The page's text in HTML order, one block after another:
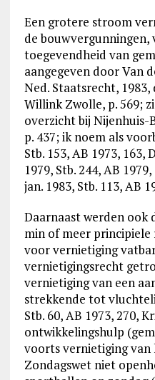
Een grotere stroom
de
toegevendheid van
aangegeven door Van
Ned. Staatsrecht,
Willink Zwolle, p. 569;
overzicht bij Nijenhuis-
p. 437; ik noem als
Stb. 153, AB 1973, 163,
1979, Stb. 244, AB
jan. 1983, Stb. 113, AB
Daarnaast werden ook
min of meer principiele
voor vernietiging
vernietigingsrecht
vernietiging van een
strekkende tot
Stb. 60, AB 1973, 270,
ontwikkelingshulp
voorts vernietiging
Zondagswet niet